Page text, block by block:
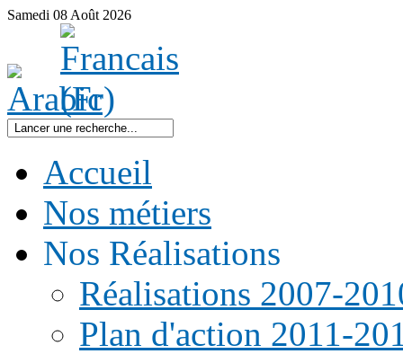
Samedi 08 Août 2026
Accueil
Nos métiers
Nos Réalisations
Réalisations 2007-
Plan d'action 2011-